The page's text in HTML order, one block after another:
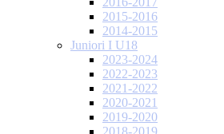
2015-2016
2014-2015
Juniori I U18
2023-2024
2022-2023
2021-2022
2020-2021
2019-2020
2018-2019